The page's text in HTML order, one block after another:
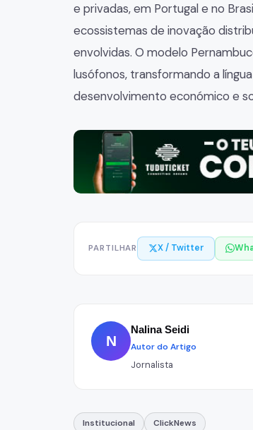
e privadas, em Portugal e no
ecossistemas de inovação
envolvidas. O modelo
lusófonos, transformando a
desenvolvimento económico e
PARTILHAR X / Twitter
N
Nalina Seidi
Autor do Artigo
Jornalista
Institucional ClickNews